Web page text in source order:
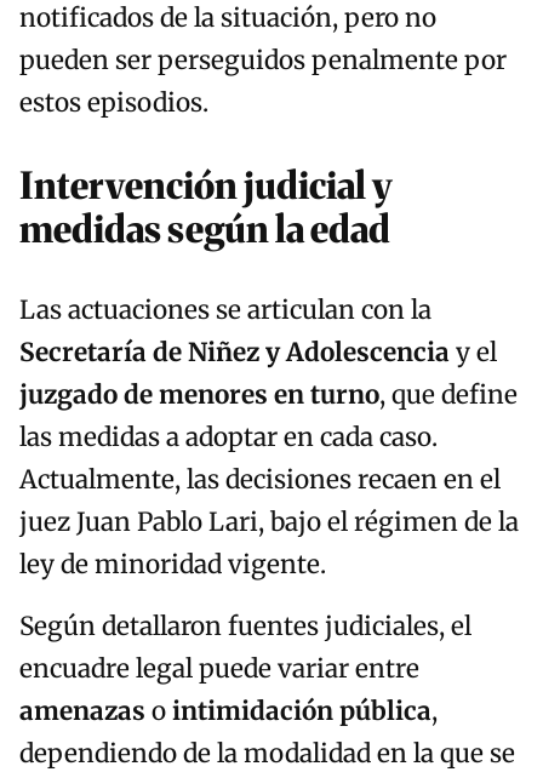
notificados de la situación, pero no
pueden ser perseguidos penalmente por
estos episodios.
Intervención judicial y
medidas según la edad
Las actuaciones se articulan con la
Secretaría de Niñez y Adolescenciay el
juzgado de menores en turno, que define
las medidas a adoptar en cada caso.
Actualmente, las decisiones recaen en el
juez Juan Pablo Lari, bajo el régimen de la
ley de minoridad vigente.
Según detallaron fuentes judiciales, el
encuadre legal puede variar entre
amenazas ointimidación pública,
dependiendo de la modalidad en la que se